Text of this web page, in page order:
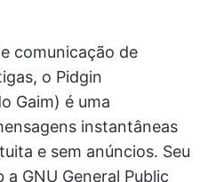
comunicação de
o Pidgin
Gaim) é uma
instantâneas
e sem anúncios. Seu
GNU General Public